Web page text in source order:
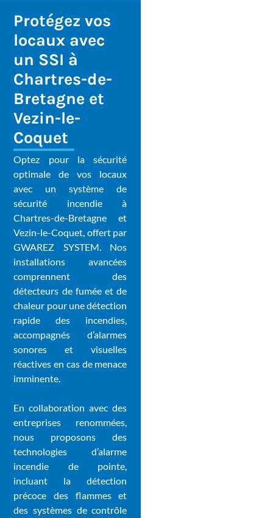
Protégez vos
locaux avec
un SSI à
Chartres-de-
Bretagne et
Vezin-le-
Coquet
Optez pour la sécurité
optimale de vos locaux
avec un système de
sécurité incendie à
Chartres-de-Bretagne et
Vezin-le-Coquet, offert par
GWAREZ SYSTEM. Nos
installations avancées
comprennent des
détecteurs de fumée et de
chaleur pour une détection
rapide des incendies,
accompagnés d’alarmes
sonores et visuelles
réactives en cas de menace
imminente.
En collaboration avec des
entreprises renommées,
nous proposons des
technologies d’alarme
incendie de pointe,
incluant la détection
précoce des flammes et
des systèmes de contrôle